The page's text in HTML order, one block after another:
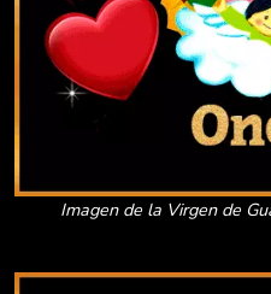
Imagen de la Virgen de